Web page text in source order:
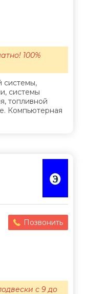
системы,
системы
топливной
Компьютерная
100%
Позвонить
с 9 до